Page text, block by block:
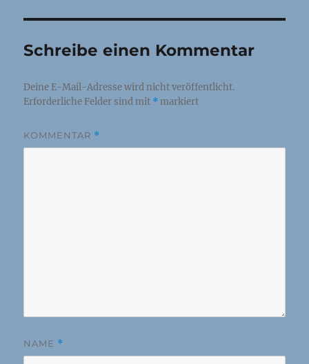
Schreibe einen Kommentar
Deine E-Mail-Adresse wird nicht veröffentlicht.
Erforderliche Felder sind mit * markiert
KOMMENTAR *
NAME *